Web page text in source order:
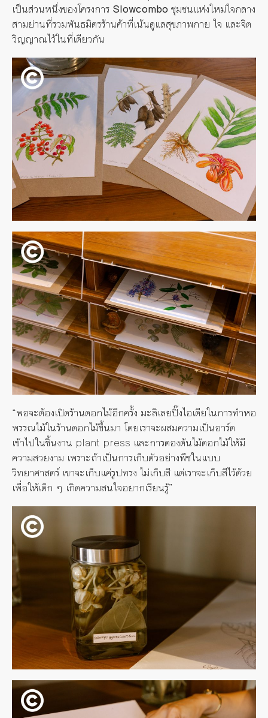
เป็นส่วนหนึ่งของโครงการ Slowcombo ชุมชนแห่งใหม่ใจกลาง
สามย่านที่รวมพันธมิตรร้านค้าที่เน้นดูแลสุขภาพกาย ใจ และจิต
วิญญาณไว้ในที่เดียวกัน
“พอจะต้องเปิดร้านดอกไม้อีกครั้ง มะลิเลยปิ๊งไอเดียในการทำหอ
พรรณไม้ในร้านดอกไม้ขึ้นมา โดยเราจะผสมความเป็นอาร์ต
เข้าไปในชิ้นงาน plant press และการดองต้นไม้ดอกไม้ให้มี
ความสวยงาม เพราะถ้าเป็นการเก็บตัวอย่างพืชในแบบ
วิทยาศาสตร์ เขาจะเก็บแค่รูปทรง ไม่เก็บสี แต่เราจะเก็บสีไว้ด้วย
เพื่อให้เด็ก ๆ เกิดความสนใจอยากเรียนรู้”